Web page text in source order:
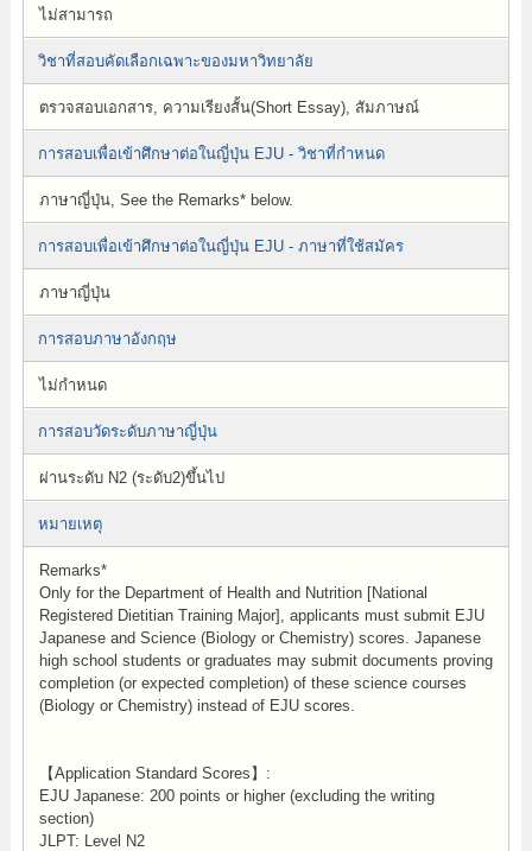
ไม่สามารถ
วิชาที่สอบคัดเลือกเฉพาะของมหาวิทยาลัย
ตรวจสอบเอกสาร, ความเรียงสั้น(Short Essay), สัมภาษณ์
การสอบเพื่อเข้าศึกษาต่อในญี่ปุ่น EJU - วิชาที่กำหนด
ภาษาญี่ปุ่น, See the Remarks* below.
การสอบเพื่อเข้าศึกษาต่อในญี่ปุ่น EJU - ภาษาที่ใช้สมัคร
ภาษาญี่ปุ่น
การสอบภาษาอังกฤษ
ไม่กำหนด
การสอบวัดระดับภาษาญี่ปุ่น
ผ่านระดับ N2 (ระดับ2)ขึ้นไป
หมายเหตุ
Remarks*
Only for the Department of Health and Nutrition [National
Registered Dietitian Training Major], applicants must submit EJU
Japanese and Science (Biology or Chemistry) scores. Japanese
high school students or graduates may submit documents proving
completion (or expected completion) of these science courses
(Biology or Chemistry) instead of EJU scores.
【Application Standard Scores】:
EJU Japanese: 200 points or higher (excluding the writing
section)
JLPT: Level N2